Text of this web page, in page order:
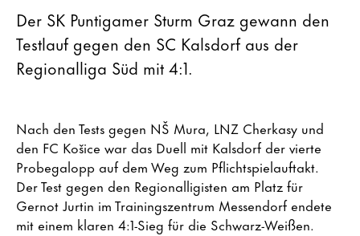
Der SK Puntigamer Sturm Graz gewann den
Testlauf gegen den SC Kalsdorf aus der
Regionalliga Süd mit 4:1.
Nach den Tests gegen NŠ Mura, LNZ Cherkasy und
den FC Košice war das Duell mit Kalsdorf der vierte
Probegalopp auf dem Weg zum Pflichtspielauftakt.
Der Test gegen den Regionalligisten am Platz für
Gernot Jurtin im Trainingszentrum Messendorf endete
mit einem klaren 4:1-Sieg für die Schwarz-Weißen.